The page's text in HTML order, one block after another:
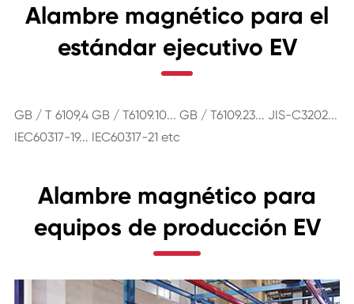
Alambre magnético para el
estándar ejecutivo EV
GB / T 6109,4 GB / T6109.10... GB / T6109.23... JIS-C3202...
IEC60317-19... IEC60317-21 etc
Alambre magnético para
equipos de producción EV